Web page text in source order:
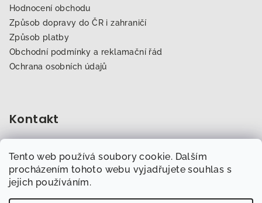
Tento web používá soubory cookie. Dalším
procházením tohoto webu vyjadřujete souhlas s
jejich používáním.
Hodnocení obchodu
Způsob dopravy do ČR i zahraničí
Způsob platby
Obchodní podmínky a reklamační řád
Ochrana osobních údajů
Kontakt
702 007 759